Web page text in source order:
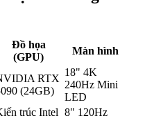
Đồ họa
(GPU)
Màn hình
RTX
(24GB)
18" 4K
240Hz Mini
LED
trúc Intel 8" 120Hz